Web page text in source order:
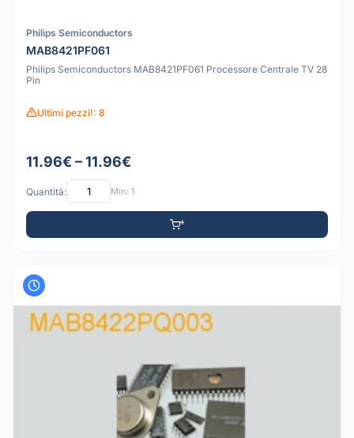
Philips Semiconductors
MAB8421PF061
Philips Semiconductors MAB8421PF061 Processore Centrale TV 28
Pin
Ultimi pezzi!: 8
11.96€ – 11.96€
Quantità: Min: 1